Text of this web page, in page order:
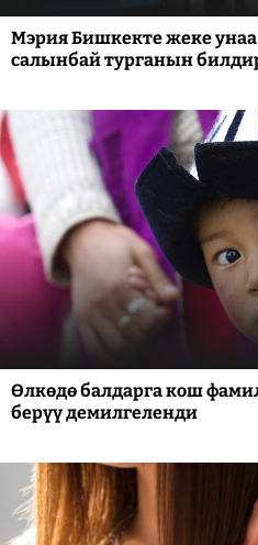
Мэрия Бишкекте жеке
салынбай турганын
Өлкөдө балдарга кош
берүү демилгеленди